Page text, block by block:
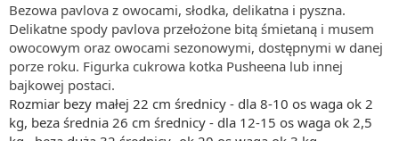
Bezowa pavlova z owocami, słodka, delikatna i pyszna.
Delikatne spody pavlova przełożone bitą śmietaną i musem
owocowym oraz owocami sezonowymi, dostępnymi w danej
porze roku. Figurka cukrowa kotka Pusheena lub innej
bajkowej postaci.
Rozmiar bezy małej 22 cm średnicy - dla 8-10 os waga ok 2
kg, beza średnia 26 cm średnicy - dla 12-15 os waga ok 2,5